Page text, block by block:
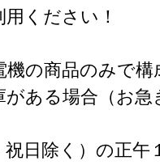
ください！
の商品のみで構
ある場合（お急
日除く）の正午